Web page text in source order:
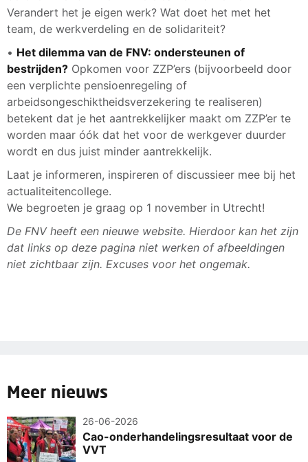
Verandert het je eigen werk? Wat doet het met het
team, de werkverdeling en de solidariteit?
• Het dilemma van de FNV: ondersteunen of
bestrijden? Opkomen voor ZZP’ers (bijvoorbeeld door
een verplichte pensioenregeling of
arbeidsongeschiktheidsverzekering te realiseren)
betekent dat je het aantrekkelijker maakt om ZZP’er te
worden maar óók dat het voor de werkgever duurder
wordt en dus juist minder aantrekkelijk.
Laat je informeren, inspireren of discussieer mee bij het
actualiteitencollege.
We begroeten je graag op 1 november in Utrecht!
De FNV heeft een nieuwe website. Hierdoor kan het zijn
dat links op deze pagina niet werken of afbeeldingen
niet zichtbaar zijn. Excuses voor het ongemak.
Meer nieuws
26-06-2026
Cao-onderhandelingsresultaat voor de
VVT